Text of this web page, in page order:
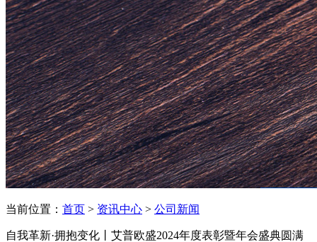
当前位置： 首页 > 资讯中心 > 公司新闻
自我革新·拥抱变化丨艾普欧盛2024年度表彰暨年会盛典圆满